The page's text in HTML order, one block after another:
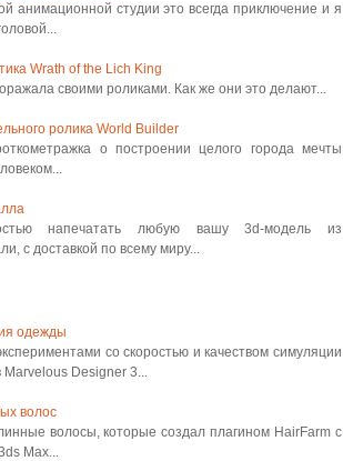
анимационной студии это всегда приключение и я
Wrath of the Lich King
своими роликами. Как же они это делают...
ролика World Builder
о построении целого города мечты
напечатать любую вашу 3d-модель из
с доставкой по всему миру...
одежды
со скоростью и качеством симуляции
Designer 3...
волос
волосы, которые создал плагином HairFarm с
Max...